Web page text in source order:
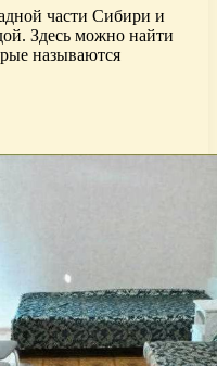
части Сибири и
Здесь можно найти
называются